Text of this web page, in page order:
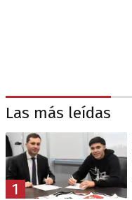
Las más leídas
1